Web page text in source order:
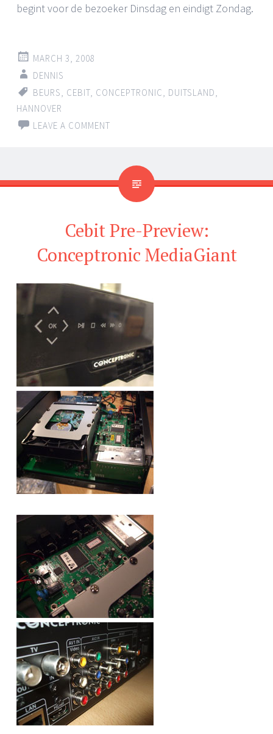
begint voor de bezoeker Dinsdag en eindigt Zondag.
MARCH 3, 2008
DENNIS
BEURS, CEBIT, CONCEPTRONIC, DUITSLAND,
HANNOVER
LEAVE A COMMENT
Cebit Pre-Preview:
Conceptronic MediaGiant